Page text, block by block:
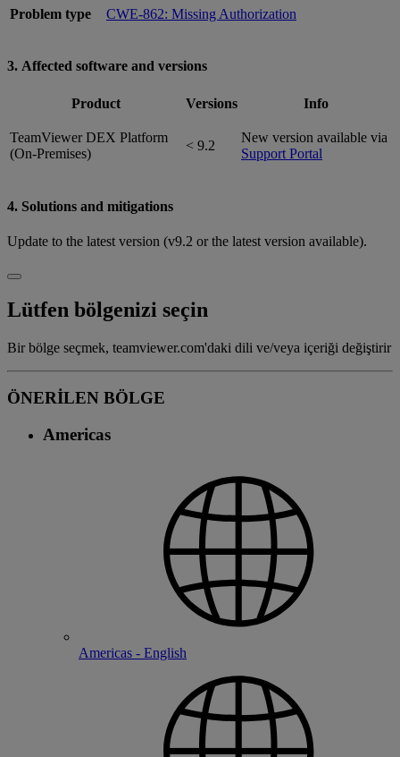
Problem type CWE-862: Missing Authorization
3. Affected software and versions
Product Versions Info
TeamViewer DEX Platform
(On-Premises)
< 9.2
New version available via
Support Portal
4. Solutions and mitigations
Update to the latest version (v9.2 or the latest version available).
Lütfen bölgenizi seçin
Bir bölge seçmek, teamviewer.com'daki dili ve/veya içeriği değiştirir
ÖNERİLEN BÖLGE
Americas
Americas - English